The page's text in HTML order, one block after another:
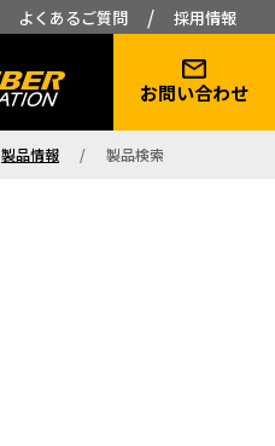
よくあるご質問 / 採用情報
お問い合わせ
製品情報 / 製品検索